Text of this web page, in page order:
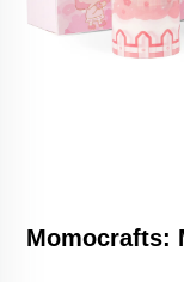
Momocrafts: